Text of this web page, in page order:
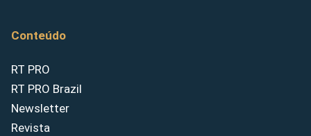
Conteúdo
RT PRO
RT PRO Brazil
Newsletter
Revista